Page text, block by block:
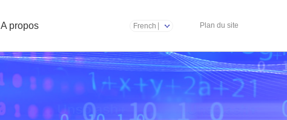
A propos French Plan du site